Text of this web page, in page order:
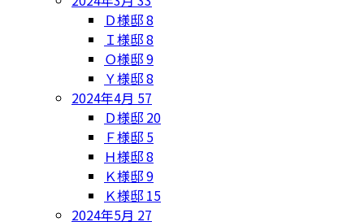
Ｄ様邸8
Ｉ様邸8
Ｏ様邸9
Ｙ様邸8
2024年4月 57
Ｄ様邸 20
Ｆ様邸 5
Ｈ様邸8
Ｋ様邸9
Ｋ様邸 15
2024年5月 27